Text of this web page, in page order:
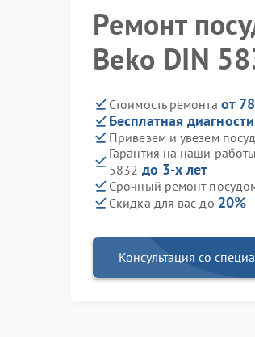
Ремонт
Beko DIN
Стоимость ремонта от
Бесплатная
Привезем и увезем
Гарантия на наши
5832 до 3-х лет
Срочный ремонт
Скидка для вас до 20%
Консультация со